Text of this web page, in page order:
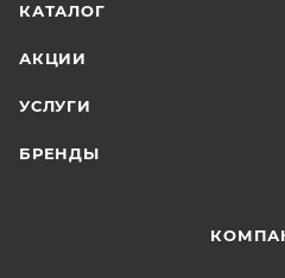
КАТАЛОГ
АКЦИИ
УСЛУГИ
БРЕНДЫ